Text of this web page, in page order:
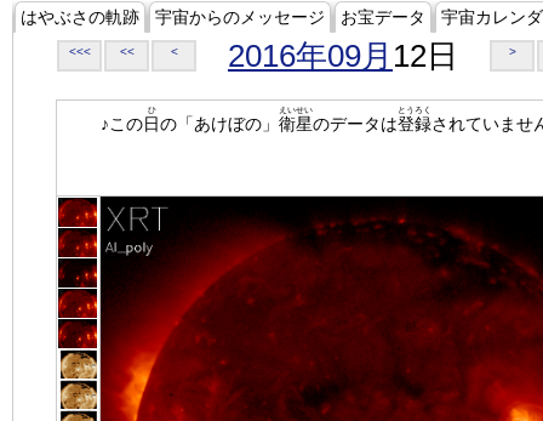
はやぶさの軌跡 宇宙からのメッセージ お宝データ 宇宙カレン
<<< << < 2016年09月 12日 >
♪この日
ひ
の「あけぼの」 衛星
えいせい
のデータは登録
とうろく
されていませ